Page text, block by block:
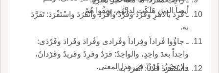
أيضاً الذين هَلَكَت لِداتُهُم، وبَقُوا هُمْ.
ـ فَرِدَ بالأَمْرِ وفَرُدَ وفَرَدَ وأفْرَدَ وانْفَرَدَ واسْتَفْرَدَ: تَفَرَّدَ
به.
ـ جاؤُوا فُراداً وفِراداً وفُرادى وفُرادَ وفَرادَ وفَرْدَى:
واحِداً بعدَ واحِدٍ، والواحِدُ: فَرَدٌ وفَرِدٌ وفَريدٌ وفَرْدانُ،
ولا يجوزُ: فَرْدٌ، في هذا المعنى.
ـ اسْتَفْرَدَ فلاناً: انْفَرَدَ به.